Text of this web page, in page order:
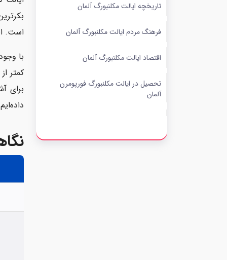
تاریخچه ایالت مکلنبورگ آلمان
فرهنگ مردم ایالت مکلنبورگ آلمان
اقتصاد ایالت مکلنبورگ آلمان
تحصیل در ایالت مکلنبورگ فورپومرن
آلمان
است. این ایالت
کمتر
برای